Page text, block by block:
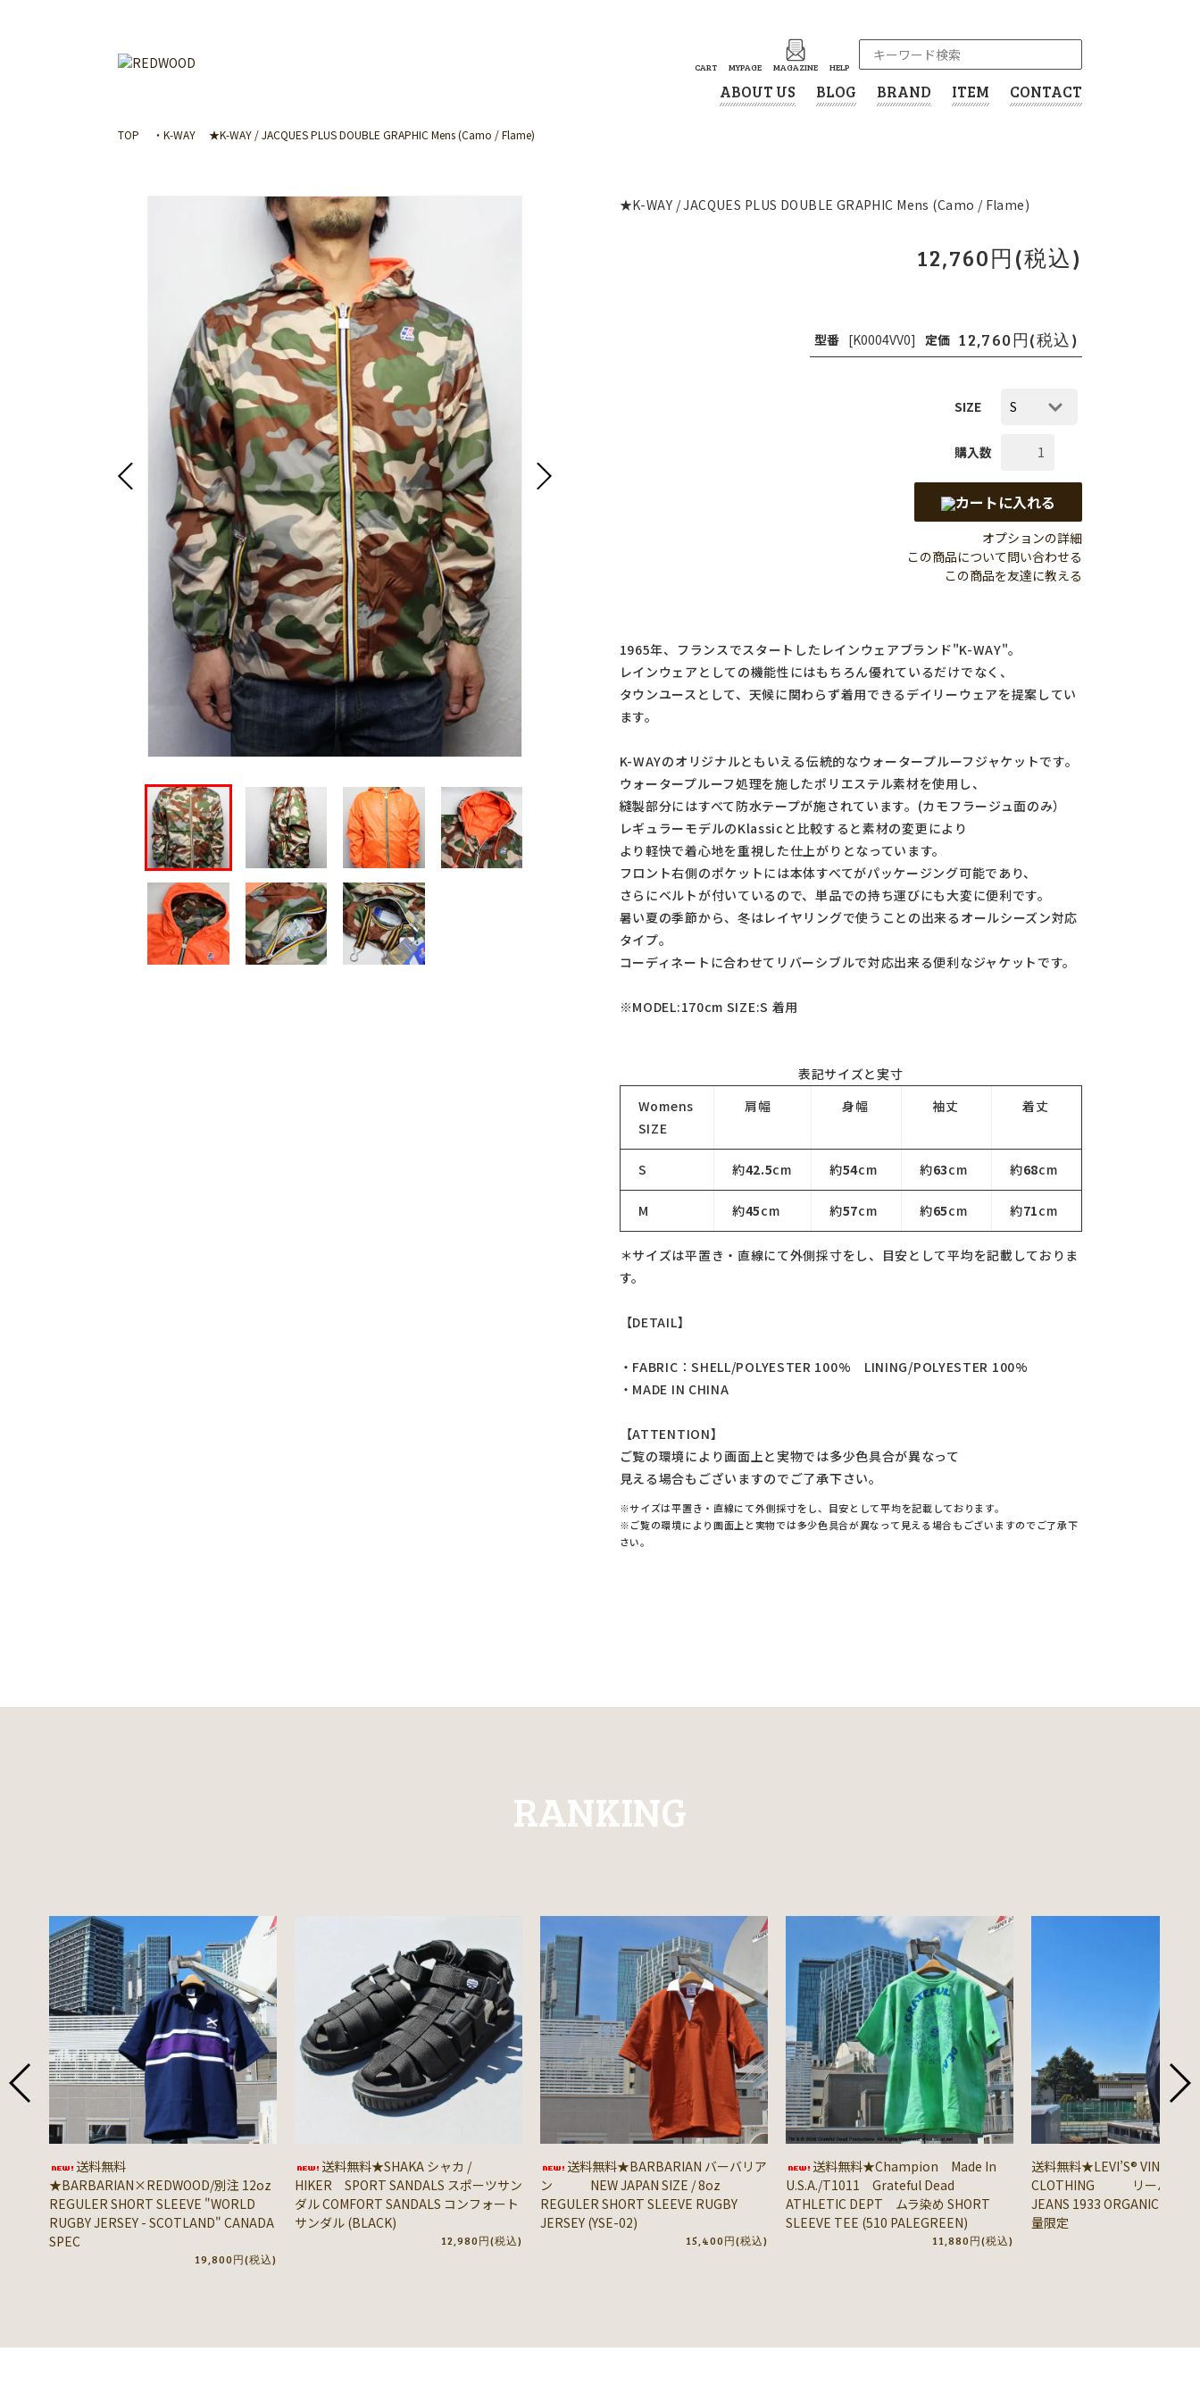
CART MYPAGE MAGAZINE HELP
ABOUT US BLOG BRAND ITEM CONTACT
TOP ・K-WAY ★K-WAY / JACQUES PLUS DOUBLE GRAPHIC Mens (Camo / Flame)
★K-WAY / JACQUES PLUS DOUBLE GRAPHIC Mens (Camo / Flame)
12,760円(税込)
型番 [K0004VV0] 定価 12,760円(税込)
SIZE
購入数
カートに入れる
オプションの詳細
この商品について問い合わせる
この商品を友達に教える
1965年、フランスでスタートしたレインウェアブランド"K-WAY"。
レインウェアとしての機能性にはもちろん優れているだけでなく、
タウンユースとして、天候に関わらず着用できるデイリーウェアを提案してい
ます。
K-WAYのオリジナルともいえる伝統的なウォータープルーフジャケットです。
ウォータープルーフ処理を施したポリエステル素材を使用し、
縫製部分にはすべて防水テープが施されています。(カモフラージュ面のみ）
レギュラーモデルのKlassicと比較すると素材の変更により
より軽快で着心地を重視した仕上がりとなっています。
フロント右側のポケットには本体すべてがパッケージング可能であり、
さらにベルトが付いているので、単品での持ち運びにも大変に便利です。
暑い夏の季節から、冬はレイヤリングで使うことの出来るオールシーズン対応
タイプ。
コーディネートに合わせてリバーシブルで対応出来る便利なジャケットです。
※MODEL:170cm SIZE:S 着用
表記サイズと実寸
Womens
SIZE
肩幅 身幅 袖丈 着丈
S 約42.5cm 約54cm 約63cm 約68cm
M 約45cm 約57cm 約65cm 約71cm
＊サイズは平置き・直線にて外側採寸をし、目安として平均を記載しておりま
す。
【DETAIL】
・FABRIC：SHELL/POLYESTER 100% LINING/POLYESTER 100%
・MADE IN CHINA
【ATTENTION】
ご覧の環境により画面上と実物では多少色具合が異なって
見える場合もございますのでご了承下さい。
※サイズは平置き・直線にて外側採寸をし、目安として平均を記載しております。
※ご覧の環境により画面上と実物では多少色具合が異なって見える場合もございますのでご了承下
さい。
RANKING
送料無料
★BARBARIAN×REDWOOD/別注 12oz
REGULER SHORT SLEEVE "WORLD
RUGBY JERSEY - SCOTLAND" CANADA
SPEC
19,800円(税込)
送料無料★SHAKA シャカ /
HIKER SPORT SANDALS スポーツサン
ダル COMFORT SANDALS コンフォート
サンダル (BLACK)
12,980円(税込)
送料無料★BARBARIAN バーバリア
ン NEW JAPAN SIZE / 8oz
REGULER SHORT SLEEVE RUGBY
JERSEY (YSE-02)
15,400円(税込)
送料無料★Champion Made In
U.S.A./T1011 Grateful Dead
ATHLETIC DEPT ムラ染め SHORT
SLEEVE TEE (510 PALEGREEN)
11,880円(税込)
送料無料★LEVI’S® VINTAGE
CLOTHING リーバイス®
JEANS 1933 ORGANIC
量限定